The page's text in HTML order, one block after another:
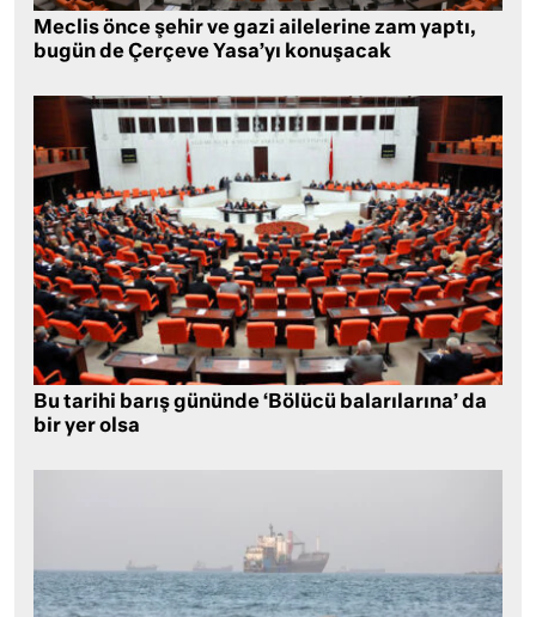
Meclis önce şehir ve gazi ailelerine zam yaptı,
bugün de Çerçeve Yasa’yı konuşacak
Bu tarihi barış gününde ‘Bölücü balarılarına’ da
bir yer olsa